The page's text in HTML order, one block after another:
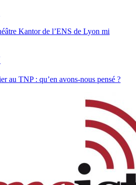
Kantor de l’ENS de Lyon mi
au TNP : qu’en avons-nous pensé ?